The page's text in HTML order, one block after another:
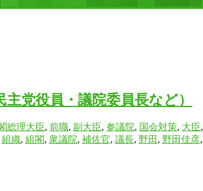
党役員・議院委員長など）
総理大臣, 前職, 副大臣, 参議院, 国会対策, 大臣,
組織, 組閣, 衆議院, 補佐官, 議長, 野田 , 野田佳彦,